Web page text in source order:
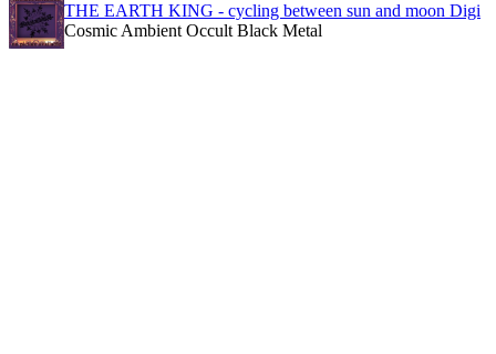
THE EARTH KING - cycling between sun and moon Digi
Cosmic Ambient Occult Black Metal